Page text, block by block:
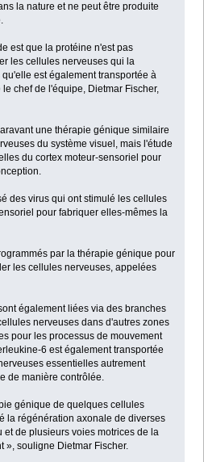
la nature et ne peut être produite
est que la protéine n'est pas
les cellules nerveuses qui la
est également transportée à
chef de l'équipe, Dietmar Fischer,
une thérapie génique similaire
du système visuel, mais l'étude
du cortex moteur-sensoriel pour
des virus qui ont stimulé les cellules
pour fabriquer elles-mêmes la
par la thérapie génique pour
les cellules nerveuses, appelées
également liées via des branches
nerveuses dans d'autres zones
pour les processus de mouvement
6 est également transportée
essentielles autrement
de manière contrôlée.
génique de quelques cellules
la régénération axonale de diverses
de plusieurs voies motrices de la
», souligne Dietmar Fischer.